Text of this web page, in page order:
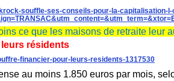
souffle-ses-conseils-pour-la-capitalisation-
ce que les maisons de retraite leur
résidents
financier-pour-leurs-residents-1317530
au moins 1.850 euros par mois,